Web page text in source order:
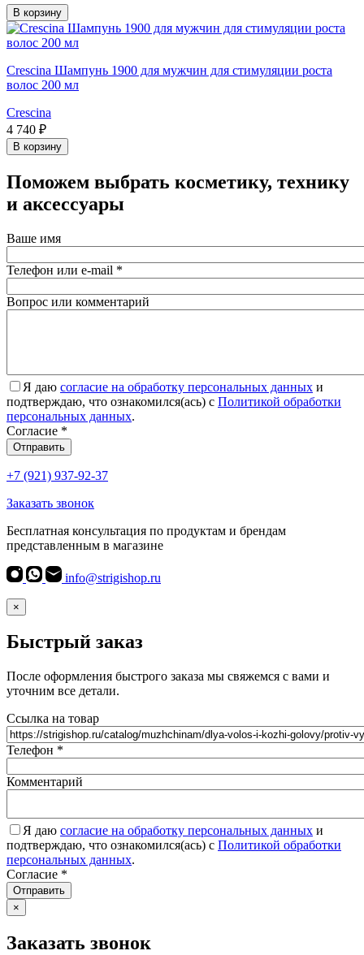
В корзину
Crescina Шампунь 1900 для мужчин для стимуляции роста
волос 200 мл
Crescina
4 740 ₽
В корзину
Поможем выбрать косметику, технику
и аксессуары
Ваше имя
Телефон или e-mail *
Вопрос или комментарий
Я даю согласие на обработку персональных данных и
подтверждаю, что ознакомился(ась) с Политикой обработки
персональных данных.
Согласие *
Отправить
+7 (921) 937-92-37
Заказать звонок
Бесплатная консультация по продуктам и брендам
представленным в магазине
info@strigishop.ru
×
Быстрый заказ
После оформления быстрого заказа мы свяжемся с вами и
уточним все детали.
Ссылка на товар
Телефон *
Комментарий
Я даю согласие на обработку персональных данных и
подтверждаю, что ознакомился(ась) с Политикой обработки
персональных данных.
Согласие *
Отправить
×
Заказать звонок